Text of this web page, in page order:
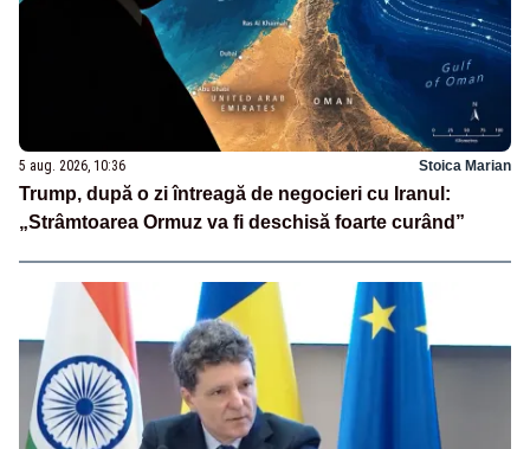
5 aug. 2026, 10:36 Stoica Marian
Trump, după o zi întreagă de negocieri cu Iranul:
„Strâmtoarea Ormuz va fi deschisă foarte curând”